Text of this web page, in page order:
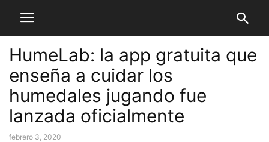
HumeLab: la app gratuita que
enseña a cuidar los
humedales jugando fue
lanzada oficialmente
febrero 3, 2020